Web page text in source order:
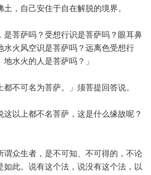
，自己安住于自在解脱的境界。
菩萨吗？受想行识是菩萨吗？眼耳鼻
水火风空识是菩萨吗？远离色受想行
水火的人是菩萨吗？」
可名为菩萨。」须菩提回答说。
以上都不名菩萨，这是什么缘故呢？
众生者，是不可知、不可得的，不论
如此。说有这个法，说没有这个法，以